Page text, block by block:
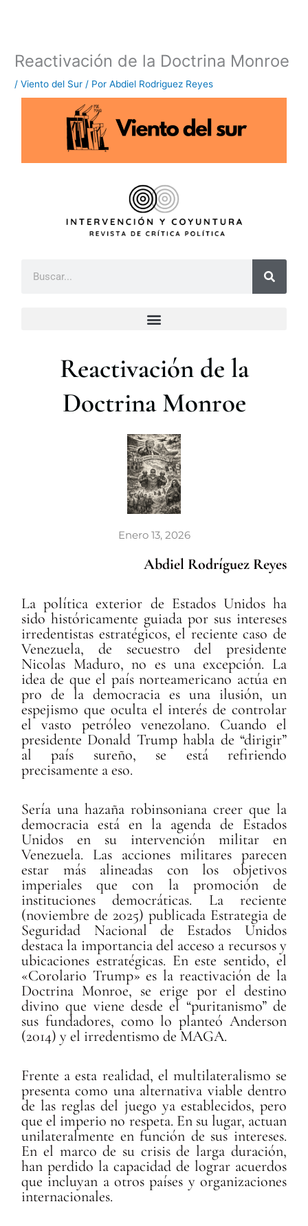
Reactivación de la Doctrina Monroe
/Viento del Sur / PorAbdiel Rodriguez Reyes
Reactivación de la
Doctrina Monroe
Enero 13, 2026
Abdiel Rodríguez Reyes
La política exterior de Estados Unidos ha
sido históricamente guiada por sus intereses
irredentistas estratégicos, el reciente caso de
Venezuela, de secuestro del presidente
Nicolas Maduro, no es una excepción. La
idea de que el país norteamericano actúa en
pro de la democracia es una ilusión, un
espejismo que oculta el interés de controlar
el vasto petróleo venezolano. Cuando el
presidente Donald Trump habla de “dirigir”
al país sureño, se está refiriendo
precisamente a eso.
Sería una hazaña robinsoniana creer que la
democracia está en la agenda de Estados
Unidos en su intervención militar en
Venezuela. Las acciones militares parecen
estar más alineadas con los objetivos
imperiales que con la promoción de
instituciones democráticas. La reciente
(noviembre de 2025) publicada Estrategia de
Seguridad Nacional de Estados Unidos
destaca la importancia del acceso a recursos y
ubicaciones estratégicas. En este sentido, el
«Corolario Trump» es la reactivación de la
Doctrina Monroe, se erige por el destino
divino que viene desde el “puritanismo” de
sus fundadores, como lo planteó Anderson
(2014) y el irredentismo de MAGA.
Frente a esta realidad, el multilateralismo se
presenta como una alternativa viable dentro
de las reglas del juego ya establecidos, pero
que el imperio no respeta. En su lugar, actuan
unilateralmente en función de sus intereses.
En el marco de su crisis de larga duración,
han perdido la capacidad de lograr acuerdos
que incluyan a otros países y organizaciones
internacionales.